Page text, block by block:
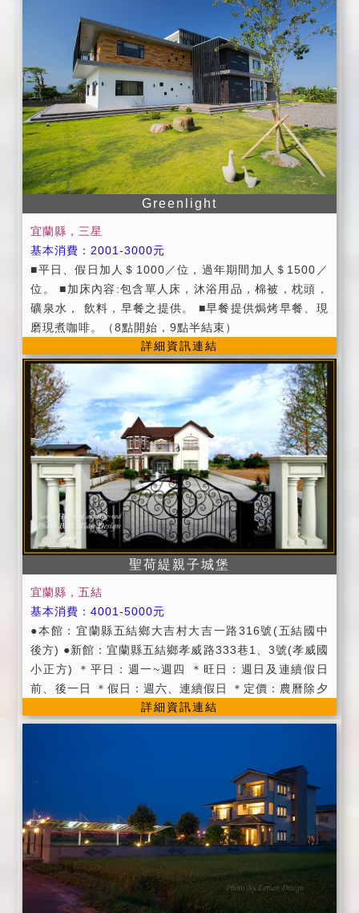
之處，敬請見諒） 退房時間：翌日上午11:00以前 (2)
為維護住宿品質，請依房型人數入住，如需加人或加床
者，請事先告知。 (每加一人加500元，加一床加600元)
每間房第一位小朋友(6歲以下)不收費（不另附盥洗用
品、寢具及早餐；如需者，酌收300元） 第二位需收加
人或加床費用（另附盥洗用品．寢具及早餐）。 包棟方
面，限10人內，每加一人加500元，每加一床加600
元。 小朋友(6歲以下)不另加收費（不另附盥洗用品及寢
具備品；如需者，酌收300元） ＊.＊.包棟房客如要烤
肉需於訂房時告知並經民宿業者同意，且需另外酌收80
0元（提供烤肉用具、木碳、桌椅、碗盤、杯筷+場地清
竹籤等......）煩請自備。 為避免破壞環境清潔，請勿將
垃圾及食物任意丟棄，謝謝！ ＊＊烤肉活動非本民宿既
有的服務及營業事項，僅為配合"包棟房客"而給予之方
便，因烤肉場地為戶外空間，所以如遇雨勢過大而無法
烤肉時，民宿業者恕不負此責任，所以煩請房客自行研
判入住當日天氣是否適宜烤肉，謝謝！ ＊＊．烤肉活
動，於晚上９點後煩請將說話聲及音樂聲降低，並於２
３點前結束，以免影響附近鄰居，謝謝！（如經勸導不
聽者，民宿業者有權終止烤肉活動，不便之處敬請見
諒！） (3)寢具被品我們會依季節不同做更換，如您個人
有需要另行增加備品，每條床被需加收300元之使用清
潔費。 (4)入住時請提供您的國民身份證或證件以便辦理
登記，同時請繳付住宿費餘款，謝謝。 (5)為維護住宿環
境，請勿攜帶寵物外，及因安全顧慮全面禁止吸煙、酗
酒、聚賭、施放煙火、烤肉等影響他人之行為，不便之
處，敬請見諒。違反規定者，民宿業者有權拒絕當天住
宿，並收取當日房價的50%作為當日留房之損失。 (6)
為維護住宿安寧，故請每日清晨8點前及晚上10點後，
請停止一切喧嘩活動，請每位遊客保持輕聲細語。 ＊訪
客來訪時，請於會客大廳或庭院活動並於晚上10前結
束，以免影響其他房客，不便之處，敬請見諒。 (7)如有
任何住宿需求請務必於晚上10點前提出，逾時無法提供
服務，敬請見諒。 (8)個人貴重物品、請自行妥善保管、
如有遺失，恕不負責，敬請見諒。 (9)退房同時將鑰匙交
置予民宿主人，遺失鑰匙酌收工本費NT$800。 ＊訂房
前，請詳閱訂房須知，於預付訂金後，視為您已同意上
Greenlight
宜蘭縣，三星
基本消費：2001-3000元
■平日、假日加人＄1000／位，過年期間加人＄1500／
位。 ■加床內容:包含單人床，沐浴用品，棉被，枕頭，
礦泉水， 飲料，早餐之提供。 ■早餐提供焗烤早餐、現
磨現煮咖啡。（8點開始，9點半結束）
詳細資訊連結
聖荷緹親子城堡
宜蘭縣，五結
基本消費：4001-5000元
●本館：宜蘭縣五結鄉大吉村大吉一路316號(五結國中
後方) ●新館：宜蘭縣五結鄉孝威路333巷1、3號(孝威國
小正方) ＊平日：週一~週四 ＊旺日：週日及連續假日
前、後一日 ＊假日：週六、連續假日 ＊定價：農曆除夕
及春節假日 ＊貼心服務： 提供精緻早餐服務，早餐為西
式早餐，由本堡精心料理， 為了維持早餐的品質，用餐
如需素食者請於訂房時告知。 ＊住宿叮囑： ●本館 進房
時間為下午3點以後，退房時間為上午11點以前。 ●新館
進房時間為下午4點以後，退房時間為上午12點以前。 ●
住宿當日客房保留到下午6點，如果會晚到請事先通知我
們，我們會為您保留房間。 ●為享受夜晚的寧靜，在晚
上 10點過後，請降低音量。 ●請勿攜帶任何寵物入住，
有違者本堡 將無條件取消您的住宿訂房並將只退還全額
房價50%。 ●住宿時，請記得出示您的國民身份證以便
詳細資訊連結